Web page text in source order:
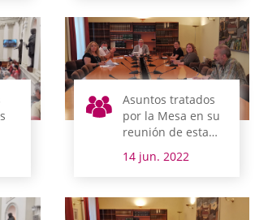
Asuntos tratados
por la Mesa en su
reunión de esta
mañana
14 jun. 2022